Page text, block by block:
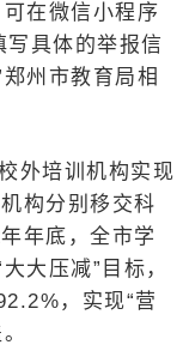
在微信小程序
写具体的举报信
州市教育局相
外培训机构实现
构分别移交科
年底，全市学
大压减”目标，
，实现“营